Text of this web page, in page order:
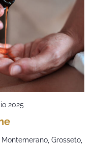
2025
Grosseto,